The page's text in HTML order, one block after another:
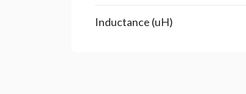
Inductance (uH)